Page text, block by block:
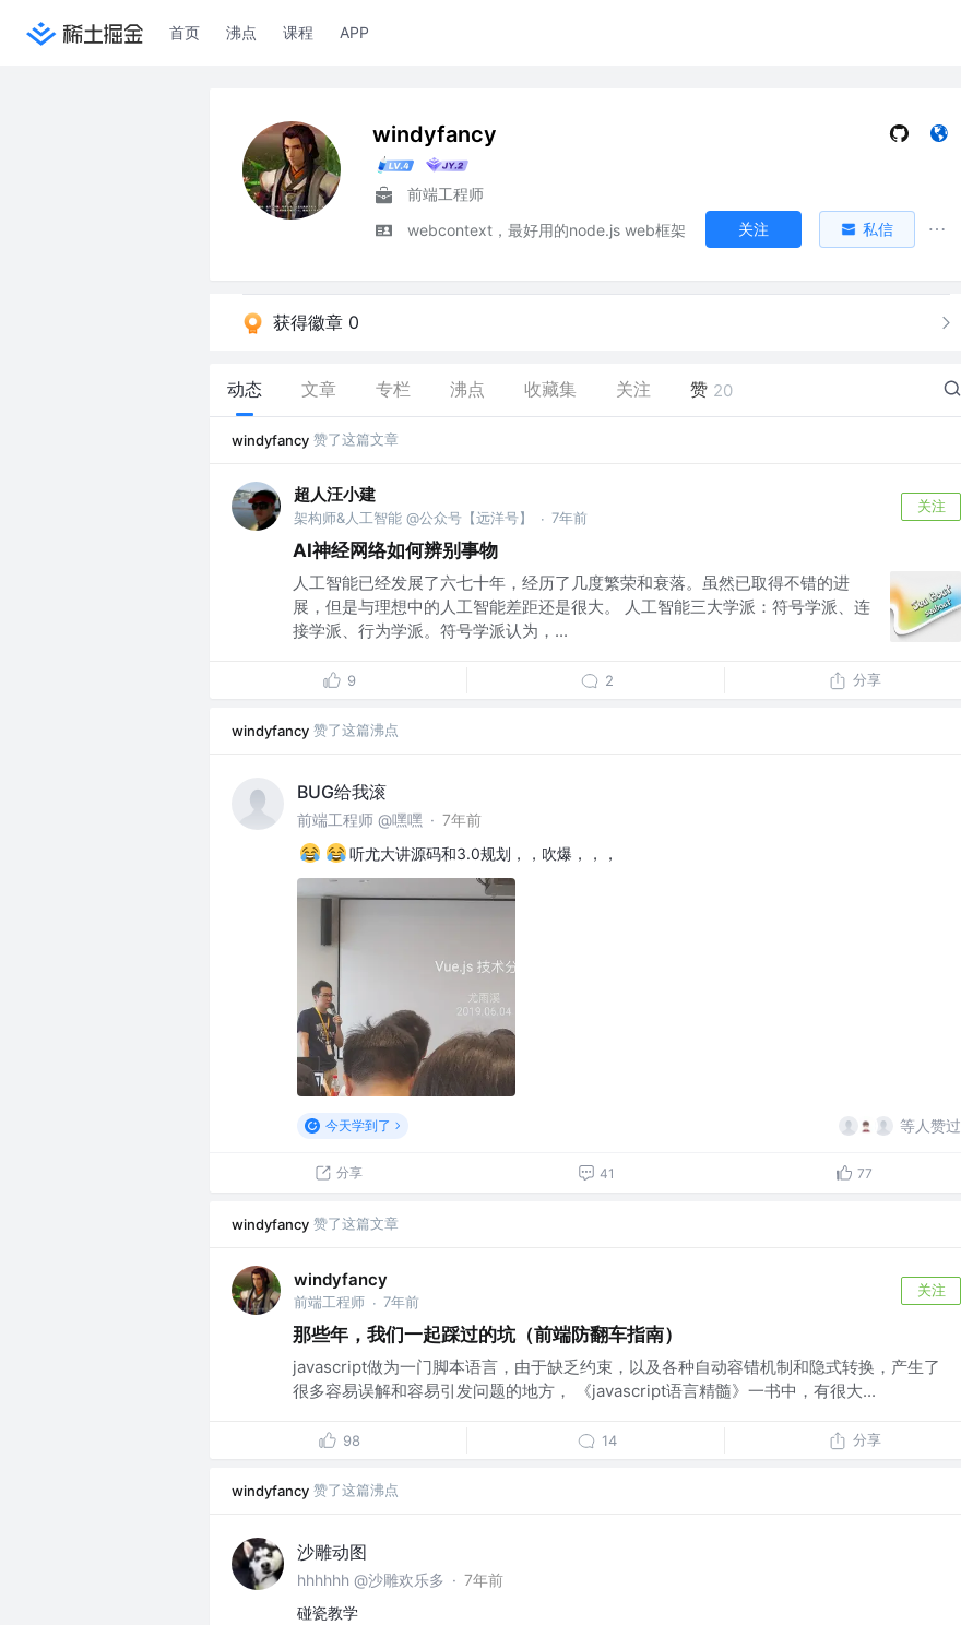
首页 沸点 课程 APP
windyfancy
前端工程师
webcontext，最好用的node.js web框架
关注 私信
获得徽章 0
动态 文章 专栏 沸点 收藏集 关注 赞 20
windyfancy 赞了这篇文章
超人汪小建
架构师&人工智能 @公众号【远洋号】 · 7年前
关注
AI神经网络如何辨别事物
人工智能已经发展了六七十年，经历了几度繁荣和衰落。虽然已取得不错的进
展，但是与理想中的人工智能差距还是很大。 人工智能三大学派：符号学派、连
接学派、行为学派。符号学派认为，...
9 2 分享
windyfancy 赞了这篇沸点
BUG给我滚
前端工程师 @嘿嘿 · 7年前
听尤大讲源码和3.0规划，，吹爆，，，
今天学到了 等人赞过
分享 41 77
windyfancy 赞了这篇文章
windyfancy
前端工程师 · 7年前
关注
那些年，我们一起踩过的坑（前端防翻车指南）
javascript做为一门脚本语言，由于缺乏约束，以及各种自动容错机制和隐式转换，产生了
很多容易误解和容易引发问题的地方， 《javascript语言精髓》一书中，有很大...
98 14 分享
windyfancy 赞了这篇沸点
沙雕动图
hhhhhh @沙雕欢乐多 · 7年前
碰瓷教学